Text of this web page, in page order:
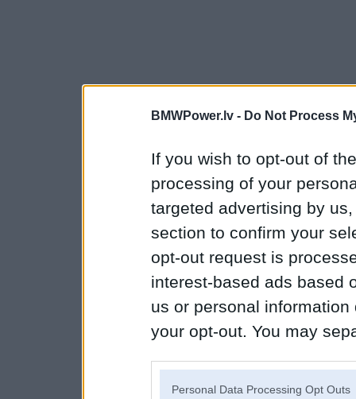
BMWPower.lv - Do Not Process
If you wish to opt-out of
processing of your
targeted advertising by
section to confirm your
opt-out request is
interest-based ads based
us or personal
your opt-out. You may
Personal Data Processing Opt Outs